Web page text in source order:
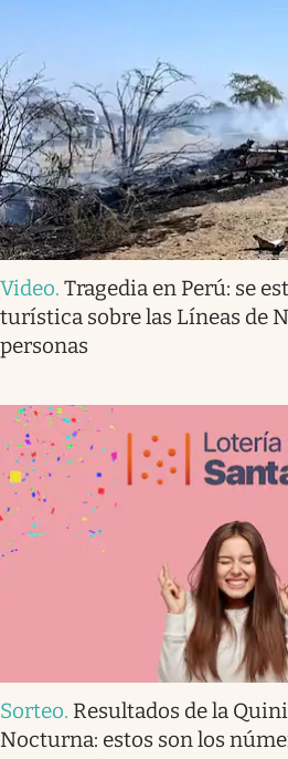
Video. Tragedia en Perú: se
turística sobre las Líneas de
personas
Sorteo. Resultados de la
Nocturna: estos son los